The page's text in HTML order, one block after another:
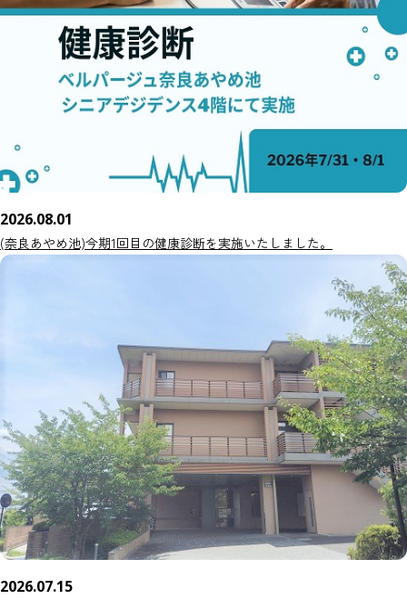
2026.08.01
(奈良あやめ池)今期1回目の健康診断を実施いたしました。
2026.07.15